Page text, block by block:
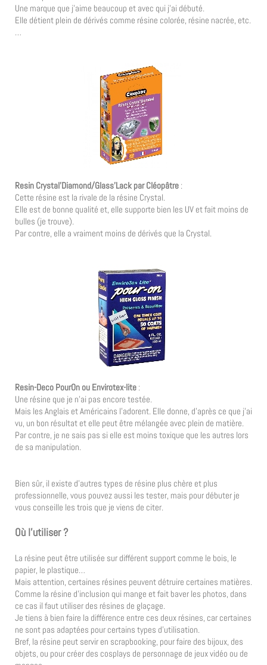
Une marque que j’aime beaucoup et avec qui j’ai débuté.
Elle détient plein de dérivés comme résine colorée, résine nacrée, etc.
…
Resin Crystal’Diamond/Glass’Lack par Cléopâtre :
Cette résine est la rivale de la résine Crystal.
Elle est de bonne qualité et, elle supporte bien les UV et fait moins de
bulles (je trouve).
Par contre, elle a vraiment moins de dérivés que la Crystal.
Resin-Deco PourOn ou Envirotex-lite :
Une résine que je n’ai pas encore testée.
Mais les Anglais et Américains l’adorent. Elle donne, d’après ce que j’ai
vu, un bon résultat et elle peut être mélangée avec plein de matière.
Par contre, je ne sais pas si elle est moins toxique que les autres lors
de sa manipulation.
Bien sûr, il existe d’autres types de résine plus chère et plus
professionnelle, vous pouvez aussi les tester, mais pour débuter je
vous conseille les trois que je viens de citer.
Où l’utiliser ?
La résine peut être utilisée sur différent support comme le bois, le
papier, le plastique…
Mais attention, certaines résines peuvent détruire certaines matières.
Comme la résine d’inclusion qui mange et fait baver les photos, dans
ce cas il faut utiliser des résines de glaçage.
Je tiens à bien faire la différence entre ces deux résines, car certaines
ne sont pas adaptées pour certains types d’utilisation.
Bref, la résine peut servir en scrapbooking, pour faire des bijoux, des
objets, ou pour créer des cosplays de personnage de jeux vidéo ou de